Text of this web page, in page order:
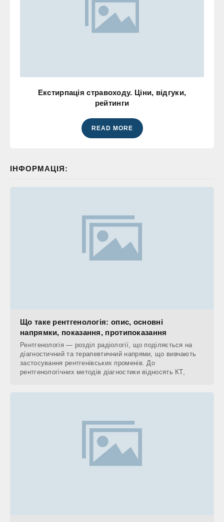
Екстирпація стравоходу. Ціни, відгуки,
рейтинги
READ MORE
ІНФОРМАЦІЯ:
Що таке рентгенологія: опис, основні
напрямки, показання, протипоказання
Рентгенологія — розділ радіології, що поділяється на
діагностичний та терапевтичний напрями, що вивчають
застосування рентгенівських променів. До
рентгенологічних методів діагностики відносять КТ,